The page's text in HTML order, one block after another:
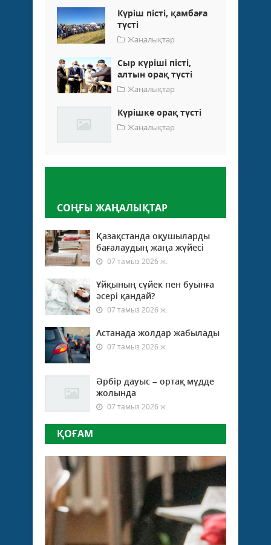
Күріш пісті, қамбаға
түсті
Жаңалықтар
Сыр күріші пісті,
алтын орақ түсті
Жаңалықтар
Күрішке орақ түсті
Жаңалықтар
СОҢҒЫ ЖАҢАЛЫҚТАР
Қазақстанда оқушыларды
бағалаудың жаңа жүйесі
07 тамыз 2026 ж.
Ұйқының сүйек пен буынға
әсері қандай?
07 тамыз 2026 ж.
Астанада жолдар жабылады
07 тамыз 2026 ж.
Әрбір дауыс – ортақ мүдде
жолында
07 тамыз 2026 ж.
ҚОҒАМ